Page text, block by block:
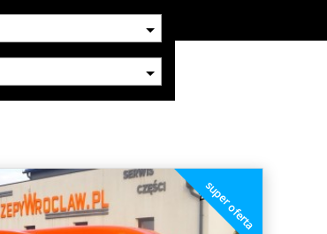
super oferta